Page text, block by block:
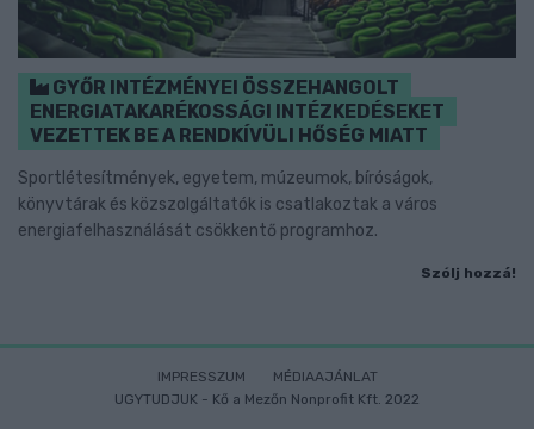
GYŐR INTÉZMÉNYEI ÖSSZEHANGOLT
ENERGIATAKARÉKOSSÁGI INTÉZKEDÉSEKET
VEZETTEK BE A RENDKÍVÜLI HŐSÉG MIATT
Sportlétesítmények, egyetem, múzeumok, bíróságok,
könyvtárak és közszolgáltatók is csatlakoztak a város
energiafelhasználását csökkentő programhoz.
Szólj hozzá!
IMPRESSZUM
MÉDIAAJÁNLAT
UGYTUDJUK - Kő a Mezőn Nonprofit Kft. 2022